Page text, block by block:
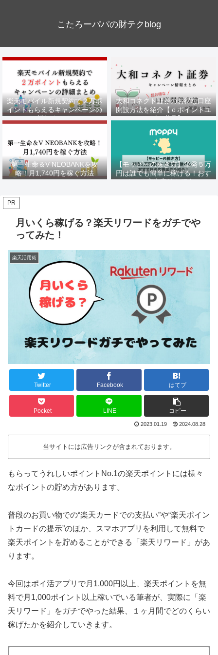
こたろーパパの財テクblog
楽天モバイル新規契約で２万ポ
イントもらえるキャンペーンの
詳細まとめ
大和コネクト証券のお得な口座
開設方法を紹介【ｄポイントユ
ーザー必見】
第一生命＆V NEOBANKを攻
略！月1,740円を稼ぐ方法
【モッピーの稼ぎ方】単発５万
円は誰でも簡単に稼げる！おす
すめの広告案件を紹介！
PR
月いくら稼げる？楽天リワードをガチでや
ってみた！
楽天活用術
Twitter Facebook はてブ
Pocket LINE コピー
2023.01.19 2024.08.28
当サイトには広告リンクが含まれております。
もらってうれしいポイントNo.1の楽天ポイントには様々
なポイントの貯め方があります。
普段のお買い物での“楽天カードでの支払い”や“楽天ポイン
トカードの提示”のほか、スマホアプリを利用して無料で
楽天ポイントを貯めることができる「楽天リワード」があ
ります。
今回はポイ活アプリで月1,000円以上、楽天ポイントを無
料で月1,000ポイント以上稼いでいる筆者が、実際に「楽
天リワード」をガチでやった結果、１ヶ月間でどのくらい
稼げたかを紹介していきます。